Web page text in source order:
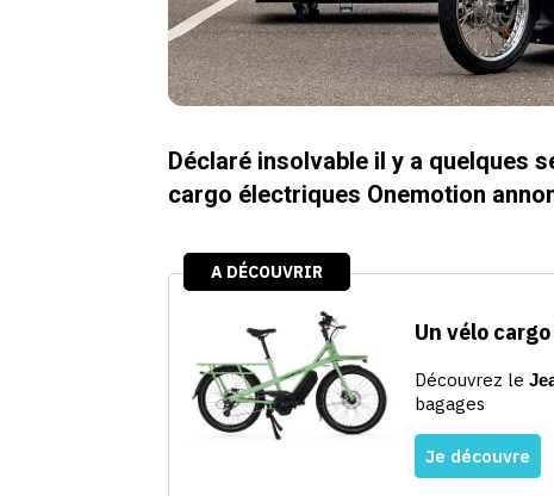
Déclaré insolvable il y a quelques
cargo électriques Onemotion